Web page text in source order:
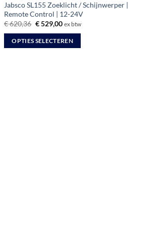
Jabsco SL155 Zoeklicht / Schijnwerper |
Remote Control | 12-24V
€620,36 Oorspronkelijke
was:
€ 620,36.
€529,00Huidige
is:
€ 529,00.
ex btw
OPTIES SELECTEREN